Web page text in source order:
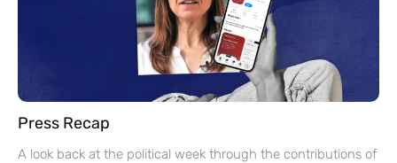
Press Recap
A look back at the political week through the contributions of